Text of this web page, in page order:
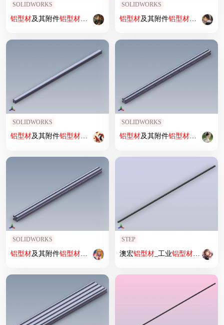
SOLIDWORKS
铝型材及其附件铝型材及其附件1.11.40.040080.06SL
SOLIDWORKS
铝型材及其附件铝型材及其附件
SOLIDWORKS
铝型材及其附件铝型材及其附件1.11.30.030030.02B
SOLIDWORKS
铝型材及其附件铝型材及其附件
SOLIDWORKS
铝型材及其附件铝型材及其附件1.11.45.045045.04L
STEP
澳宏铝型材_工业铝型材3060G国